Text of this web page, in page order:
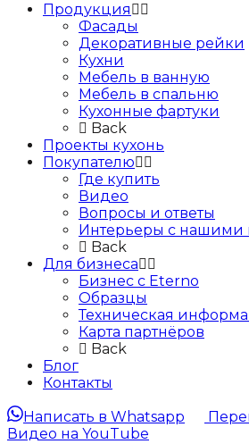
Продукция
Фасады
Декоративные рейки
Кухни
Мебель в ванную
Мебель в спальню
Кухонные фартуки
Back
Проекты кухонь
Покупателю
Где купить
Видео
Вопросы и ответы
Интерьеры с нашими
Back
Для бизнеса
Бизнес с Eternо
Образцы
Техническая
Карта партнёров
Back
Блог
Контакты
Написать в Whatsapp
Видео на YouTube